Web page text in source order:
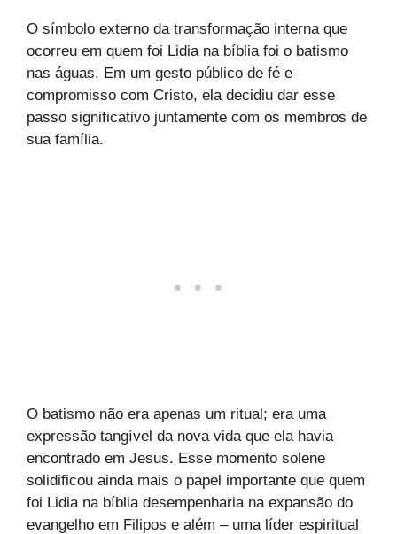
O símbolo externo da transformação interna que
ocorreu em quem foi Lidia na bíblia foi o batismo
nas águas. Em um gesto público de fé e
compromisso com Cristo, ela decidiu dar esse
passo significativo juntamente com os membros de
sua família.
O batismo não era apenas um ritual; era uma
expressão tangível da nova vida que ela havia
encontrado em Jesus. Esse momento solene
solidificou ainda mais o papel importante que quem
foi Lidia na bíblia desempenharia na expansão do
evangelho em Filipos e além – uma líder espiritual